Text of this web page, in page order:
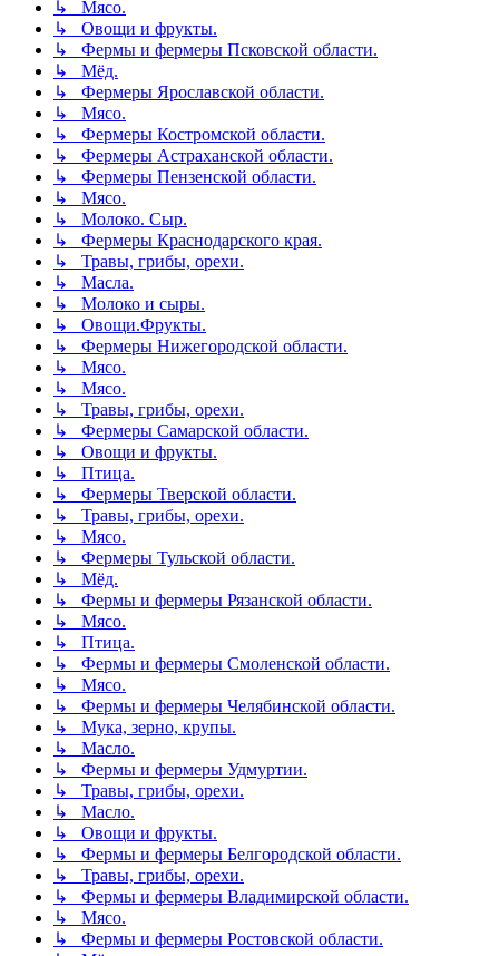
↳ Мясо.
↳ Овощи и фрукты.
↳ Фермы и фермеры Псковской области.
↳ Мёд.
↳ Фермеры Ярославской области.
↳ Мясо.
↳ Фермеры Костромской области.
↳ Фермеры Астраханской области.
↳ Фермеры Пензенской области.
↳ Мясо.
↳ Молоко. Сыр.
↳ Фермеры Краснодарского края.
↳ Травы, грибы, орехи.
↳ Масла.
↳ Молоко и сыры.
↳ Овощи.Фрукты.
↳ Фермеры Нижегородской области.
↳ Мясо.
↳ Мясо.
↳ Травы, грибы, орехи.
↳ Фермеры Самарской области.
↳ Овощи и фрукты.
↳ Птица.
↳ Фермеры Тверской области.
↳ Травы, грибы, орехи.
↳ Мясо.
↳ Фермеры Тульской области.
↳ Мёд.
↳ Фермы и фермеры Рязанской области.
↳ Мясо.
↳ Птица.
↳ Фермы и фермеры Смоленской области.
↳ Мясо.
↳ Фермы и фермеры Челябинской области.
↳ Мука, зерно, крупы.
↳ Масло.
↳ Фермы и фермеры Удмуртии.
↳ Травы, грибы, орехи.
↳ Масло.
↳ Овощи и фрукты.
↳ Фермы и фермеры Белгородской области.
↳ Травы, грибы, орехи.
↳ Фермы и фермеры Владимирской области.
↳ Мясо.
↳ Фермы и фермеры Ростовской области.